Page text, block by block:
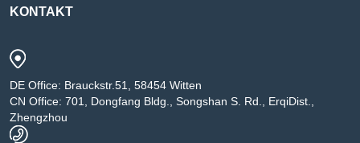
KONTAKT
DE Office: Brauckstr.51, 58454 Witten
CN Office: 701, Dongfang Bldg., Songshan S. Rd., ErqiDist.,
Zhengzhou